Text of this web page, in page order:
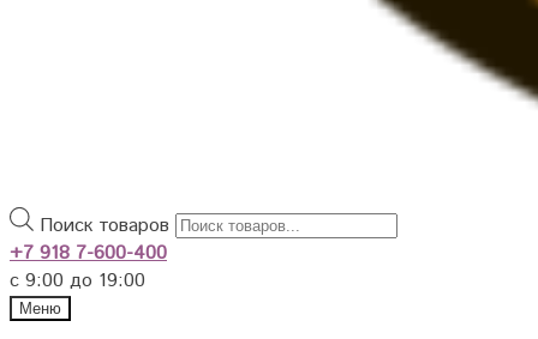
Поиск товаров
+7 918 7-600-400
с 9:00 до 19:00
Меню